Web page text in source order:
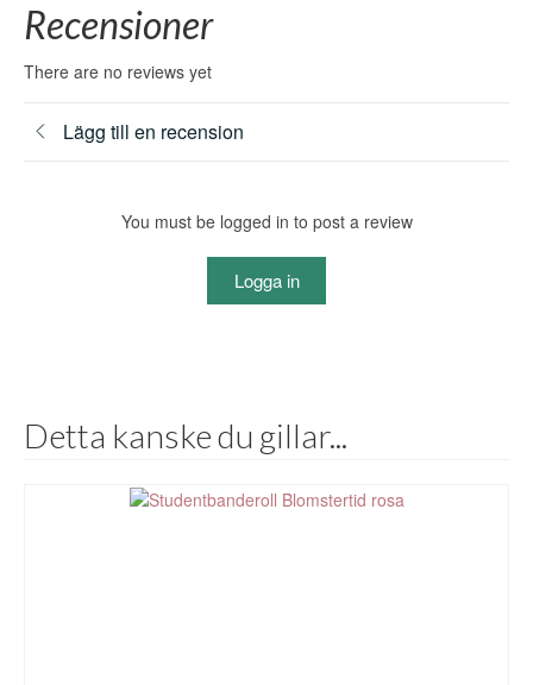
Recensioner
There are no reviews yet
Lägg till en recension
You must be logged in to post a review
Logga in
Detta kanske du gillar...